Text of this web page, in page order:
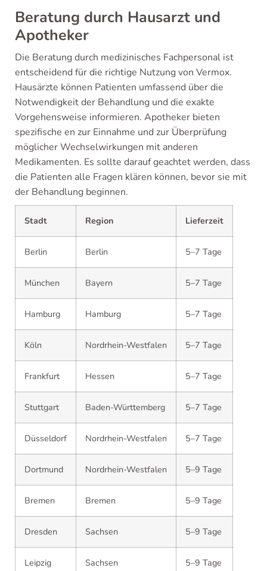
Beratung durch Hausarzt und
Apotheker
Die Beratung durch medizinisches Fachpersonal ist
entscheidend für die richtige Nutzung von Vermox.
Hausärzte können Patienten umfassend über die
Notwendigkeit der Behandlung und die exakte
Vorgehensweise informieren. Apotheker bieten
spezifische en zur Einnahme und zur Überprüfung
möglicher Wechselwirkungen mit anderen
Medikamenten. Es sollte darauf geachtet werden, dass
die Patienten alle Fragen klären können, bevor sie mit
der Behandlung beginnen.
Stadt Region Lieferzeit
Berlin Berlin 5–7 Tage
München Bayern 5–7 Tage
Hamburg Hamburg 5–7 Tage
Köln Nordrhein-Westfalen 5–7 Tage
Frankfurt Hessen 5–7 Tage
Stuttgart Baden-Württemberg 5–7 Tage
Düsseldorf Nordrhein-Westfalen 5–7 Tage
Dortmund Nordrhein-Westfalen 5–9 Tage
Bremen Bremen 5–9 Tage
Dresden Sachsen 5–9 Tage
Leipzig Sachsen 5–9 Tage